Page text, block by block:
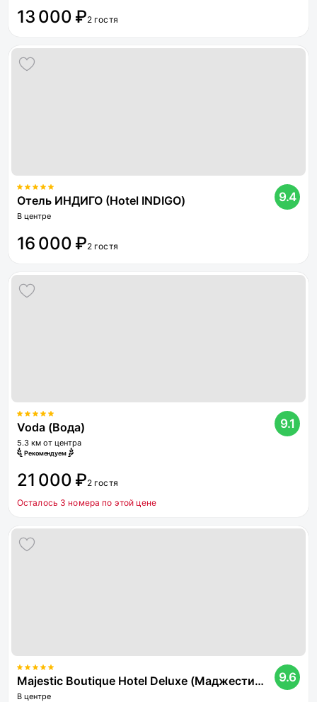
13 000 ₽2 гостя
Отель ИНДИГО (Hotel INDIGO)
В центре
9.4
16 000 ₽2 гостя
Voda (Вода)
5.3 км от центра
Рекомендуем
9.1
21 000 ₽2 гостя
Осталось 3 номера по этой цене
Majestic Boutique Hotel Deluxe (Маджестик Бутик Отель Делюкс)
В центре
9.6